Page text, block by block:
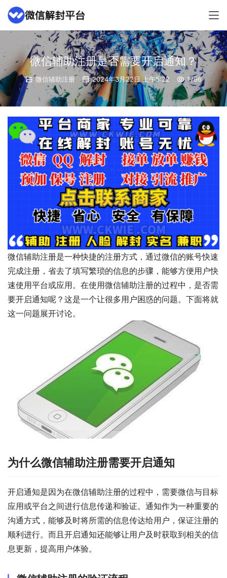
微信辅助注册是否需要开启通知？
微信辅助注册 2024年3月22日 上午5:22 1796
微信辅助注册是一种快捷的注册方式，通过微信的账号快速
完成注册，省去了填写繁琐的信息的步骤，能够方便用户快
速使用平台或应用。在使用微信辅助注册的过程中，是否需
要开启通知呢？这是一个让很多用户困惑的问题。下面将就
这一问题展开讨论。
为什么微信辅助注册需要开启通知
开启通知是因为在微信辅助注册的过程中，需要微信与目标
应用或平台之间进行信息传递和验证。通知作为一种重要的
沟通方式，能够及时将所需的信息传达给用户，保证注册的
顺利进行。而且开启通知还能够让用户及时获取到相关的信
息更新，提高用户体验。